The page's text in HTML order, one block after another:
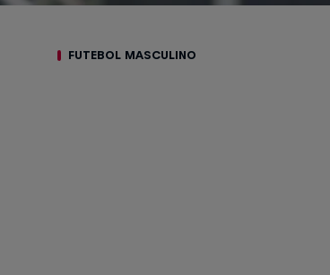
FUTEBOL MASCULINO